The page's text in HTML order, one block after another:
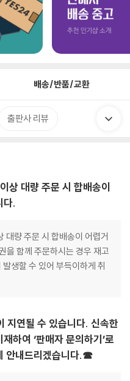
배송/반품/교환
출판사 리뷰
상 대량 주문 시 합배송이
다.
대량 주문 시 합배송이 어렵거
을 함께 주문하시는 경우 재고
생할 수 있어 부득이하게 취
지연될 수 있습니다. 신속한
하여 ‘판매자 문의하기’로
안내드리겠습니다.☎